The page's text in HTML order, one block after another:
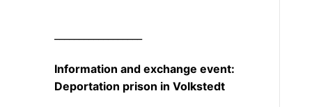
Information and exchange event:
Deportation prison in Volkstedt